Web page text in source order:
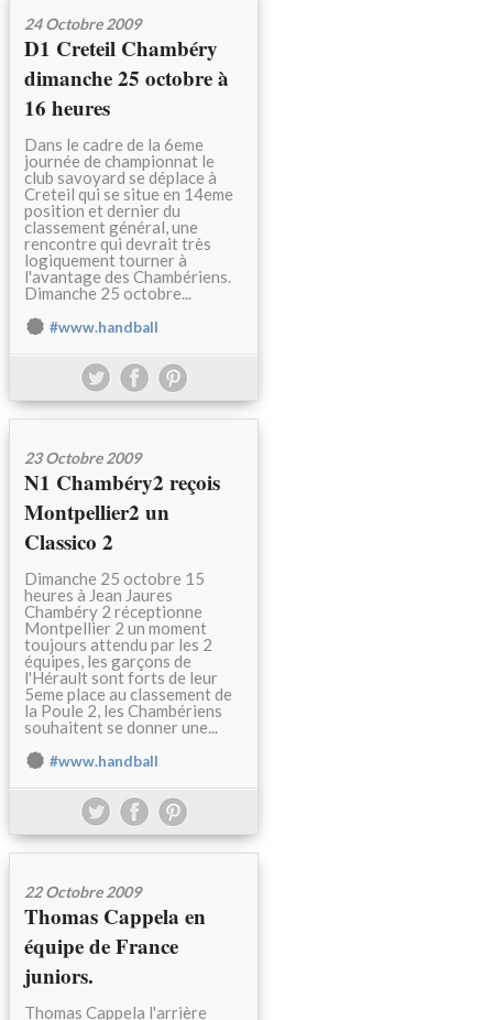
24 Octobre 2009
D1 Creteil Chambéry
dimanche 25 octobre à
16 heures
Dans le cadre de la 6eme
journée de championnat le
club savoyard se déplace à
Creteil qui se situe en 14eme
position et dernier du
classement général, une
rencontre qui devrait très
logiquement tourner à
l'avantage des Chambériens.
Dimanche 25 octobre...
#www.handball
23 Octobre 2009
N1 Chambéry2 reçois
Montpellier2 un
Classico 2
Dimanche 25 octobre 15
heures à Jean Jaures
Chambéry 2 réceptionne
Montpellier 2 un moment
toujours attendu par les 2
équipes, les garçons de
l'Hérault sont forts de leur
5eme place au classement de
la Poule 2, les Chambériens
souhaitent se donner une...
#www.handball
22 Octobre 2009
Thomas Cappela en
équipe de France
juniors.
Thomas Cappela l'arrière